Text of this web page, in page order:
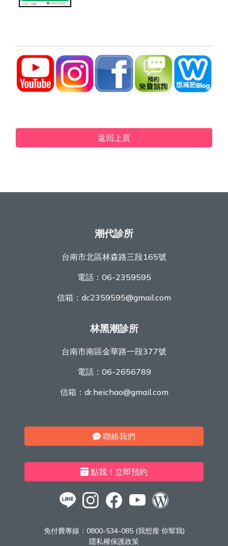
返回上頁
潮代診所
台南市北區林森路三段165號
電話： 06-2359595
信箱： dc2359595@gmail.com
林黑潮診所
台南市南區金華路一段377號
電話： 06-2656789
信箱： dr.heichao@gmail.com
聯絡我們
點我！立即預約
免付費專線： 0800-534-085 (我想瘦 你幫我)
隱私權保護政策